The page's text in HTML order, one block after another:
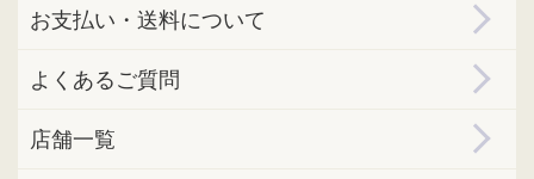
お支払い・送料について
よくあるご質問
店舗一覧